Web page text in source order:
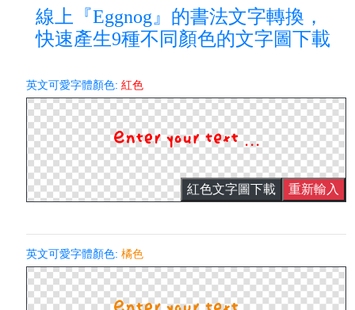
線上『Eggnog』的書法文字轉換，
快速產生9種不同顏色的文字圖下載
英文可愛字體顏色:紅色
紅色文字圖下載 重新輸入
英文可愛字體顏色:橘色